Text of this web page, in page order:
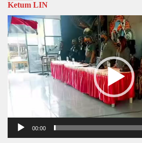
Ketum LIN
Video
Player
00:00